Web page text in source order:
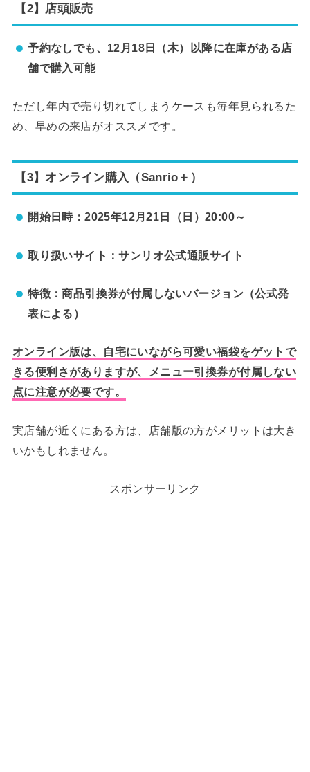
【2】店頭販売
予約なしでも、12月18日（木）以降に在庫がある店
舗で購入可能
ただし年内で売り切れてしまうケースも毎年見られるた
め、早めの来店がオススメです。
【3】オンライン購入（Sanrio＋）
開始日時：2025年12月21日（日）20:00～
取り扱いサイト：サンリオ公式通販サイト
特徴：商品引換券が付属しないバージョン（公式発
表による）
オンライン版は、自宅にいながら可愛い福袋をゲットで
きる便利さがありますが、メニュー引換券が付属しない
点に注意が必要です。
実店舗が近くにある方は、店舗版の方がメリットは大き
いかもしれません。
スポンサーリンク